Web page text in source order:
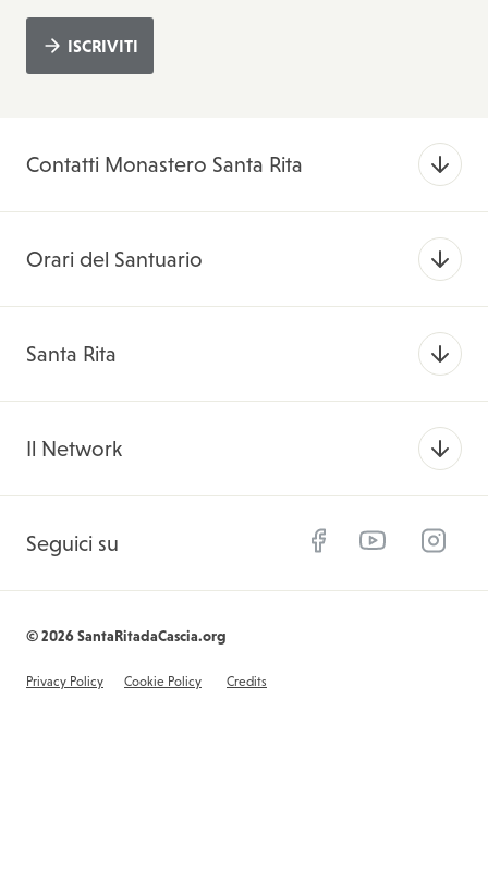
ISCRIVITI
Contatti Monastero Santa Rita
Orari del Santuario
Santa Rita
Il Network
Seguici su
© 2026 SantaRitadaCascia.org
Privacy Policy Cookie Policy Credits